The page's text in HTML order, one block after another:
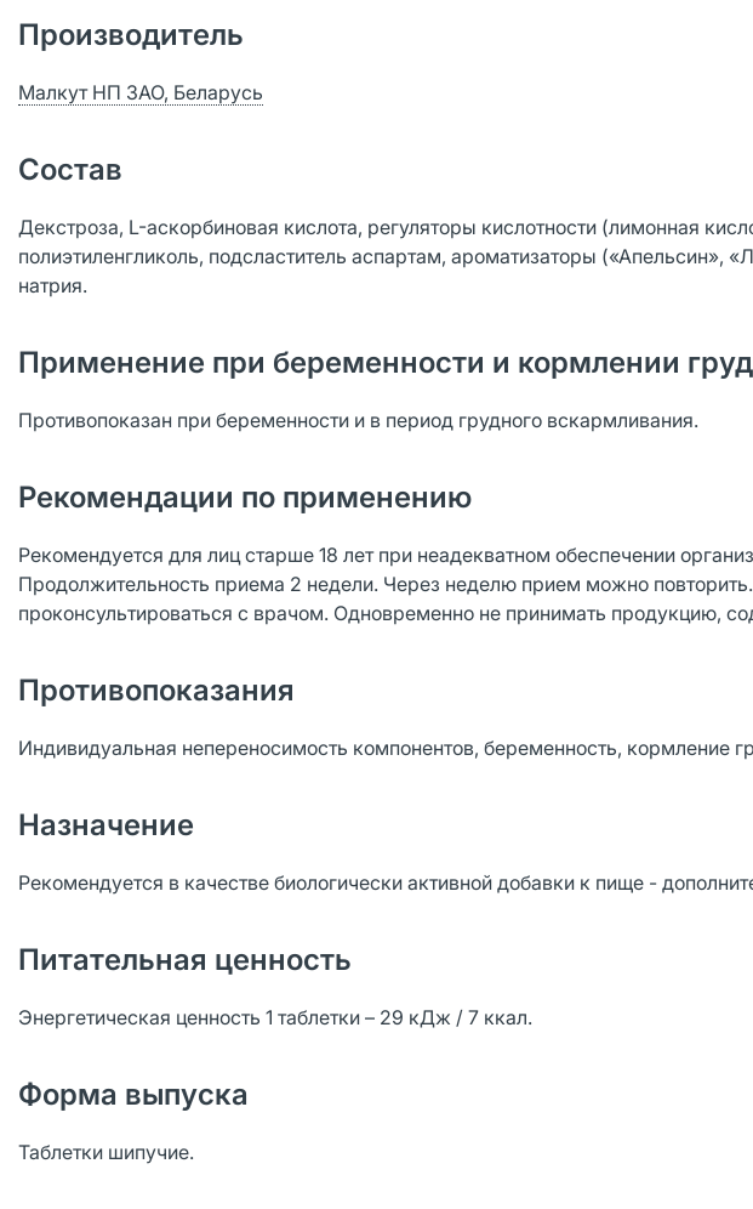
Производитель
Малкут НП ЗАО, Беларусь
Состав
Декстроза, L-аскорбиновая кислота, регуляторы кислотности (лимонная
полиэтиленгликоль, подсластитель аспартам, ароматизаторы («Апельсин»,
натрия.
Применение при беременности и кормлении
Противопоказан при беременности и в период грудного вскармливания.
Рекомендации по применению
Рекомендуется для лиц старше 18 лет при неадекватном обеспечении
Продолжительность приема 2 недели. Через неделю прием можно
проконсультироваться с врачом. Одновременно не принимать продукцию,
Противопоказания
Индивидуальная непереносимость компонентов, беременность, кормление
Назначение
Рекомендуется в качестве биологически активной добавки к пище -
Питательная ценность
Энергетическая ценность 1 таблетки – 29 кДж / 7 ккал.
Форма выпуска
Таблетки шипучие.